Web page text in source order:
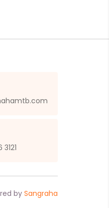
by Sangraha